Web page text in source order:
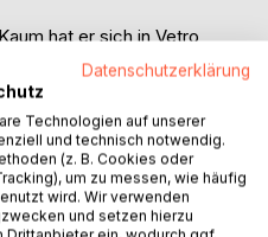
hat er sich in Vetro
vor neuen
ersten Liebe läuft es nicht
und nicht nur seine
wieder ein. Als er dann
in denen seine Freunde
perfekt. Doch woher
und was haben sie zu
Datenschutzerklärung
Technologien auf unserer
und technisch notwendig.
(z. B. Cookies oder
um zu messen, wie häufig
wird. Wir verwenden
und setzen hierzu